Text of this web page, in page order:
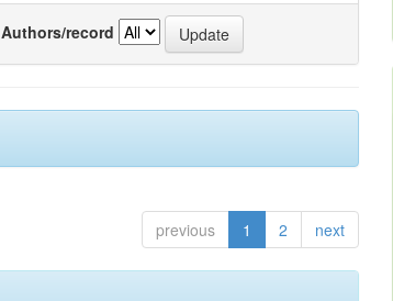
Authors/record
previous 1 2 next